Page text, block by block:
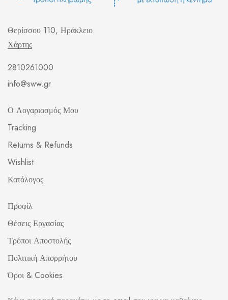
Θερίσσου 110, Ηράκλειο
Χάρτης
2810261000
info@sww.gr
Ο Λογαριασμός Μου
Tracking
Returns & Refunds
Wishlist
Κατάλογος
Προφίλ
Θέσεις Εργασίας
Τρόποι Αποστολής
Πολιτική Απορρήτου
Όροι & Cookies